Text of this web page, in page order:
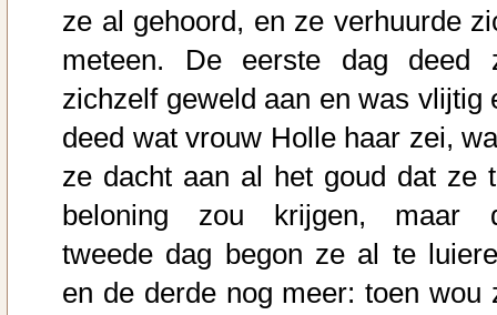
ze al gehoord, en ze verhuurde
meteen. De eerste dag deed
zichzelf geweld aan en was vlijtig
deed wat vrouw Holle haar zei,
ze dacht aan al het goud dat ze
beloning zou krijgen, maar
tweede dag begon ze al te
en de derde nog meer: toen wou